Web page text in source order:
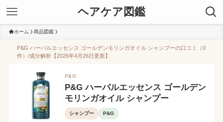
ヘアケア図鑑
ホーム 商品図鑑
P&G ハーバルエッセンス ゴールデンモリンガオイル シャンプーの口コミ（0
件）/成分解析【2026年4月26日更新】
P&G
P&G ハーバルエッセンス ゴールデン
モリンガオイル シャンプー
シャンプー P&G